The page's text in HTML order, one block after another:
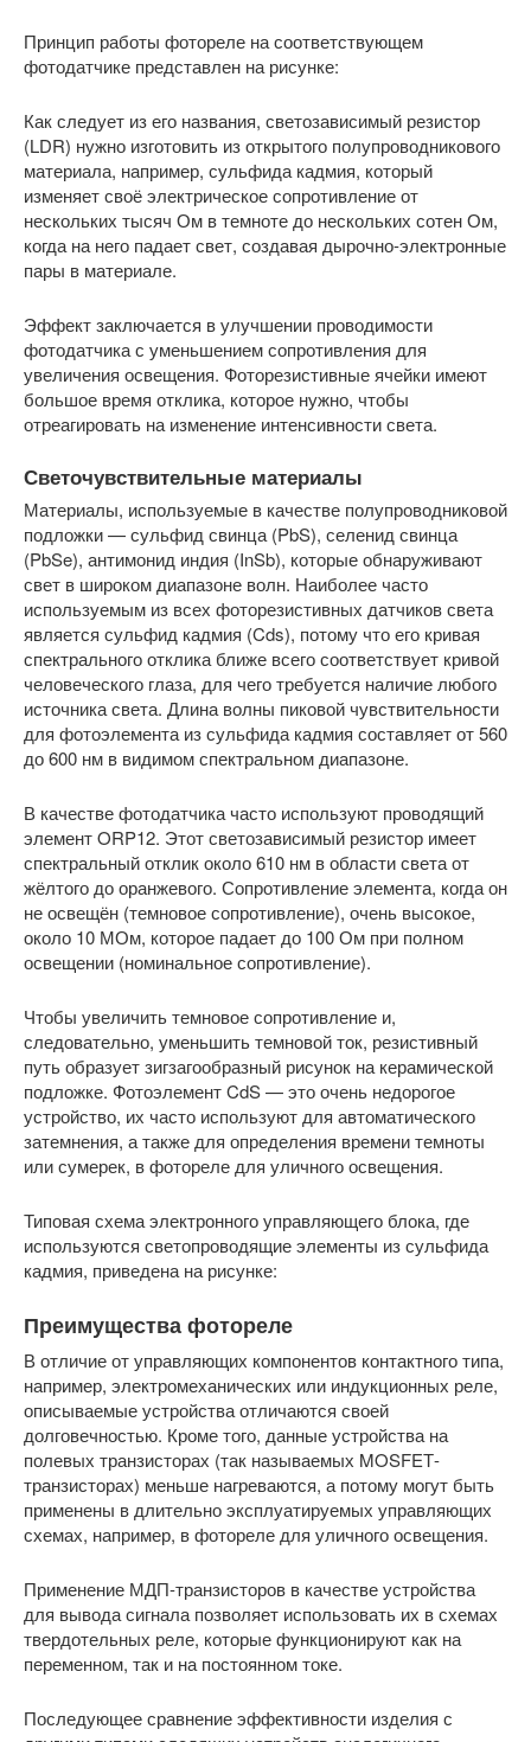
Принцип работы фотореле на соответствующем
фотодатчике представлен на рисунке:
Как следует из его названия, светозависимый резистор
(LDR) нужно изготовить из открытого полупроводникового
материала, например, сульфида кадмия, который
изменяет своё электрическое сопротивление от
нескольких тысяч Ом в темноте до нескольких сотен Ом,
когда на него падает свет, создавая дырочно-электронные
пары в материале.
Эффект заключается в улучшении проводимости
фотодатчика с уменьшением сопротивления для
увеличения освещения. Фоторезистивные ячейки имеют
большое время отклика, которое нужно, чтобы
отреагировать на изменение интенсивности света.
Светочувствительные материалы
Материалы, используемые в качестве полупроводниковой
подложки — сульфид свинца (PbS), селенид свинца
(PbSe), антимонид индия (InSb), которые обнаруживают
свет в широком диапазоне волн. Наиболее часто
используемым из всех фоторезистивных датчиков света
является сульфид кадмия (Cds), потому что его кривая
спектрального отклика ближе всего соответствует кривой
человеческого глаза, для чего требуется наличие любого
источника света. Длина волны пиковой чувствительности
для фотоэлемента из сульфида кадмия составляет от 560
до 600 нм в видимом спектральном диапазоне.
В качестве фотодатчика часто используют проводящий
элемент ORP12. Этот светозависимый резистор имеет
спектральный отклик около 610 нм в области света от
жёлтого до оранжевого. Сопротивление элемента, когда он
не освещён (темновое сопротивление), очень высокое,
около 10 МОм, которое падает до 100 Ом при полном
освещении (номинальное сопротивление).
Чтобы увеличить темновое сопротивление и,
следовательно, уменьшить темновой ток, резистивный
путь образует зигзагообразный рисунок на керамической
подложке. Фотоэлемент CdS — это очень недорогое
устройство, их часто используют для автоматического
затемнения, а также для определения времени темноты
или сумерек, в фотореле для уличного освещения.
Типовая схема электронного управляющего блока, где
используются светопроводящие элементы из сульфида
кадмия, приведена на рисунке:
Преимущества фотореле
В отличие от управляющих компонентов контактного типа,
например, электромеханических или индукционных реле,
описываемые устройства отличаются своей
долговечностью. Кроме того, данные устройства на
полевых транзисторах (так называемых MOSFEТ-
транзисторах) меньше нагреваются, а потому могут быть
применены в длительно эксплуатируемых управляющих
схемах, например, в фотореле для уличного освещения.
Применение МДП-транзисторов в качестве устройства
для вывода сигнала позволяет использовать их в схемах
твердотельных реле, которые функционируют как на
переменном, так и на постоянном токе.
Последующее сравнение эффективности изделия с